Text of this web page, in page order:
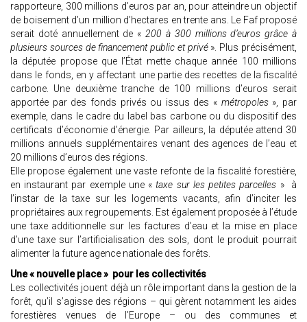
rapporteure, 300 millions d’euros par an, pour atteindre un objectif
de boisement d’un million d’hectares en trente ans. Le Faf proposé
serait doté annuellement de « 200 à 300 millions d’euros grâce à
plusieurs sources de financement public et privé ». Plus précisément,
la députée propose que l’État mette chaque année 100 millions
dans le fonds, en y affectant une partie des recettes de la fiscalité
carbone. Une deuxième tranche de 100 millions d’euros serait
apportée par des fonds privés ou issus des « métropoles », par
exemple, dans le cadre du label bas carbone ou du dispositif des
certificats d’économie d’énergie. Par ailleurs, la députée attend 30
millions annuels supplémentaires venant des agences de l’eau et
20 millions d’euros des régions.
Elle propose également une vaste refonte de la fiscalité forestière,
en instaurant par exemple une « taxe sur les petites parcelles » à
l’instar de la taxe sur les logements vacants, afin d’inciter les
propriétaires aux regroupements. Est également proposée à l’étude
une taxe additionnelle sur les factures d’eau et la mise en place
d’une taxe sur l’artificialisation des sols, dont le produit pourrait
alimenter la future agence nationale des forêts.
Une « nouvelle place » pour les collectivités
Les collectivités jouent déjà un rôle important dans la gestion de la
forêt, qu’il s’agisse des régions – qui gèrent notamment les aides
forestières venues de l’Europe – ou des communes et